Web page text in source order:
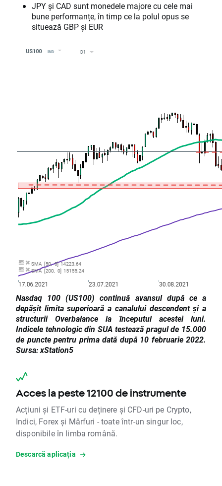
JPY și CAD sunt monedele majore cu cele mai
bune performanțe, în timp ce la polul opus se
situează GBP și EUR
Nasdaq 100 (US100) continuă avansul după ce a
depășit limita superioară a canalului descendent și a
structurii Overbalance la începutul acestei luni.
Indicele tehnologic din SUA testează pragul de 15.000
de puncte pentru prima dată după 10 februarie 2022.
Sursa: xStation5
Acces la peste 12100 de instrumente
Acțiuni și ETF-uri cu deținere și CFD-uri pe Crypto,
Indici, Forex și Mărfuri - toate într-un singur loc,
disponibile în limba română.
Descarcă aplicația